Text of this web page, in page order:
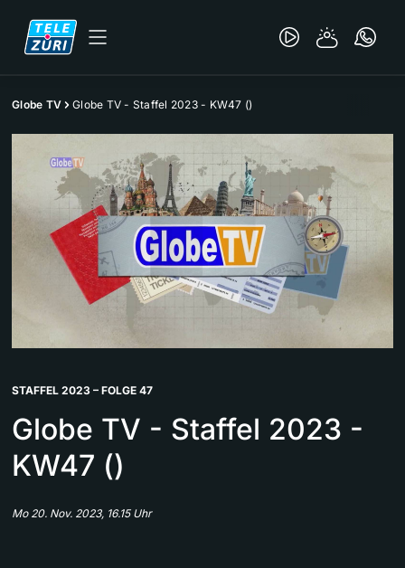
Globe TV Globe TV - Staffel 2023 - KW47 ()
STAFFEL 2023 – FOLGE 47
Globe TV - Staffel 2023 -
KW47 ()
Mo 20. Nov. 2023, 16.15 Uhr